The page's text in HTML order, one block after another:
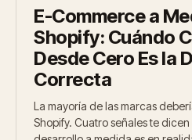
E-Commerce a
Shopify: Cuándo
Desde Cero Es la
Correcta
La mayoría de las marcas
Shopify. Cuatro señales te